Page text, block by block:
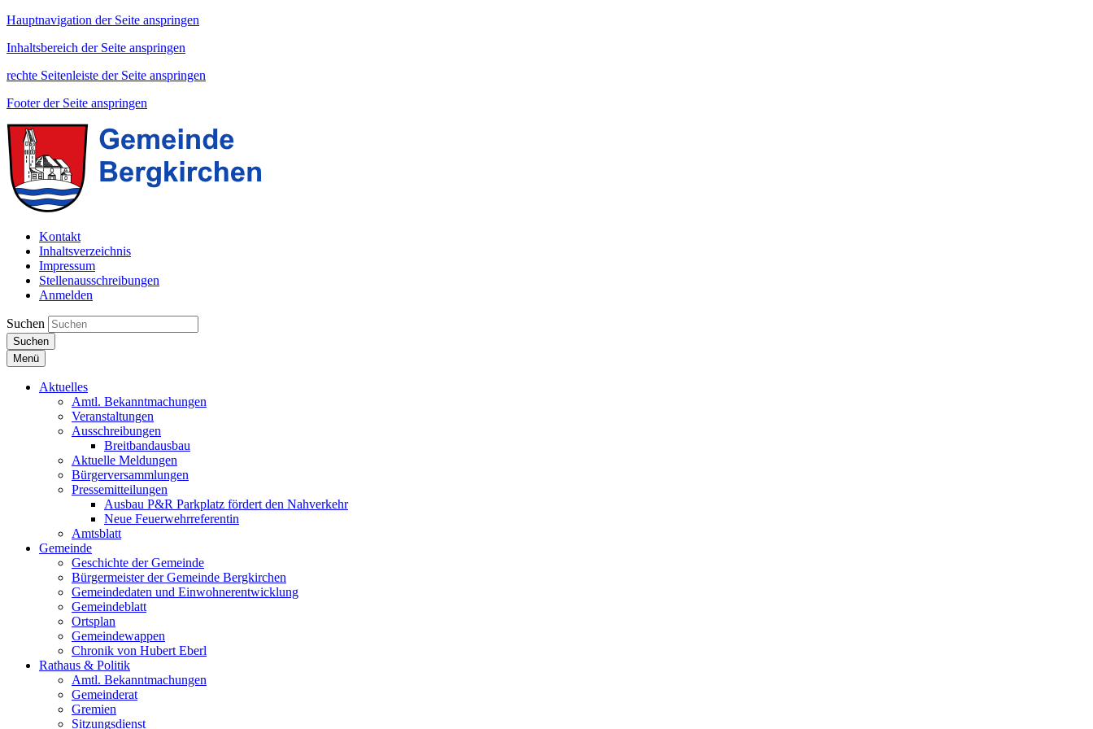
Hauptnavigation der Seite anspringen
Inhaltsbereich der Seite anspringen
rechte Seitenleiste der Seite anspringen
Footer der Seite anspringen
Kontakt
Inhaltsverzeichnis
Impressum
Stellenausschreibungen
Anmelden
Suchen
Suchen
Menü
Aktuelles
Amtl. Bekanntmachungen
Veranstaltungen
Ausschreibungen
Breitbandausbau
Aktuelle Meldungen
Bürgerversammlungen
Pressemitteilungen
Ausbau P&R Parkplatz fördert den Nahverkehr
Neue Feuerwehrreferentin
Amtsblatt
Gemeinde
Geschichte der Gemeinde
Bürgermeister der Gemeinde Bergkirchen
Gemeindedaten und Einwohnerentwicklung
Gemeindeblatt
Ortsplan
Gemeindewappen
Chronik von Hubert Eberl
Rathaus & Politik
Amtl. Bekanntmachungen
Gemeinderat
Gremien
Sitzungsdienst